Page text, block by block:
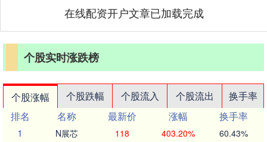
在线配资开户文章已加载完成
个股实时涨跌榜
个股涨幅 个股跌幅 个股流入 个股流出
换手率
排名
名称 最新价 涨幅
换手率
1
N展芯 118 403.20% 60.43%